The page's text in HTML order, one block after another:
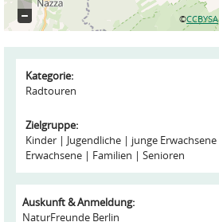
©CCBYSA
Kategorie:
Radtouren
Zielgruppe:
Kinder
Jugendliche
junge Erwachsene
Erwachsene
Familien Senioren
Auskunft & Anmeldung:
NaturFreunde Berlin